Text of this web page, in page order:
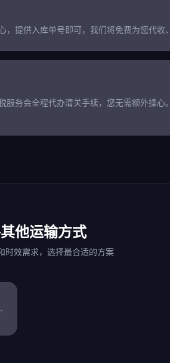
提供入库单号即可，我们将免费为您代收
务会全程代办清关手续，您无需额外操心
他运输方式
时效需求，选择最合适的方案